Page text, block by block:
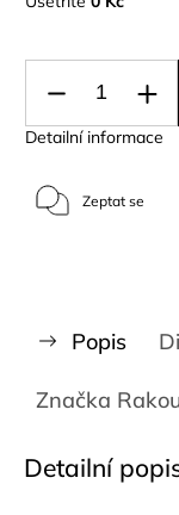
Detailní informace
Zeptat se
Popis
Značka
Detailní